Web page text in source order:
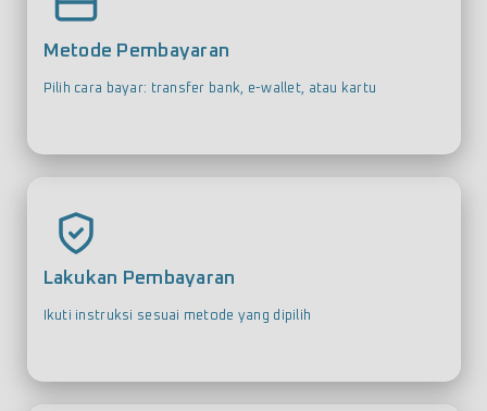
Metode Pembayaran
Pilih cara bayar: transfer bank, e-wallet, atau kartu
Lakukan Pembayaran
Ikuti instruksi sesuai metode yang dipilih